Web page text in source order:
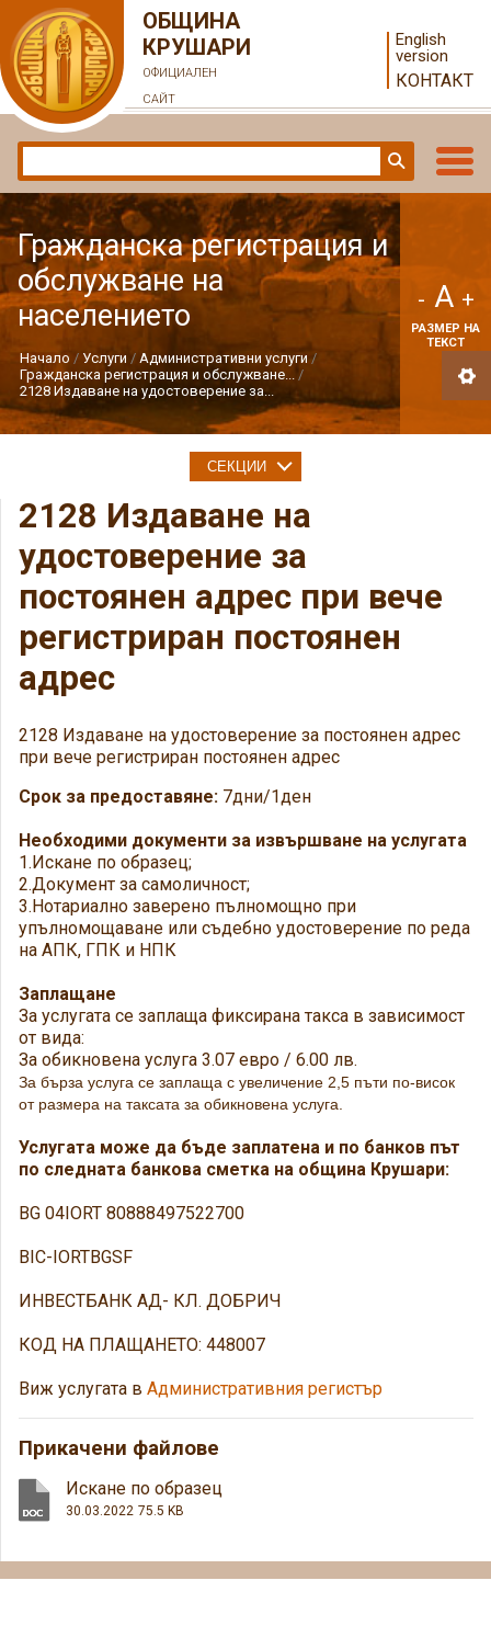
ОБЩИНА
КРУШАРИ
ОФИЦИАЛЕН
САЙТ
English
version
КОНТАКТ
Гражданска регистрация и
обслужване на
населението
Начало Услуги
Административни услуги
Гражданска регистрация и обслужване...
2128 Издаване на удостоверение за...
- A +
РАЗМЕР НА
ТЕКСТ
2128 Издаване на
удостоверение за
постоянен адрес при вече
регистриран постоянен
адрес
2128 Издаване на удостоверение за постоянен адрес
при вече регистриран постоянен адрес
Срок за предоставяне: 7дни/1ден
Необходими документи за извършване на услугата
1.Искане по образец;
2.Документ за самоличност;
3.Нотариално заверено пълномощно при
упълномощаване или съдебно удостоверение по реда
на АПК, ГПК и НПК
Заплащане
За услугата се заплаща фиксирана такса в зависимост
от вида:
За обикновена услуга 3.07 евро / 6.00 лв.
За бърза услуга се заплаща с увеличение 2,5 пъти по-висок
от размера на таксата за обикновена услуга.
Услугата може да бъде заплатена и по банков път
по следната банкова сметка на община Крушари:
BG 04IORT 80888497522700
BIC-IORTBGSF
ИНВЕСТБАНК АД- КЛ. ДОБРИЧ
КОД НА ПЛАЩАНЕТО: 448007
Виж услугата в Административния регистър
Прикачени файлове
Искане по образец
30.03.2022 75.5 KB
СЕКЦИИ